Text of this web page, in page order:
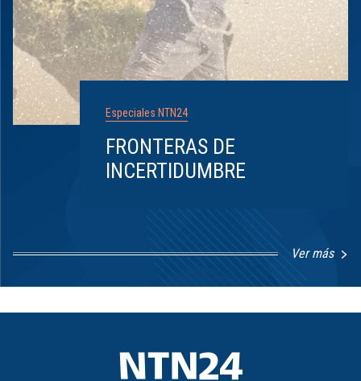
Especiales NTN24
FRONTERAS DE
INCERTIDUMBRE
Ver más
1
8